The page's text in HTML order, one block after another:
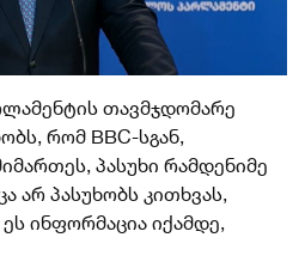
თავმჯდომარე
რომ BBC-სგან,
პასუხი რამდენიმე
არ პასუხობს კითხვას,
ინფორმაცია იქამდე,